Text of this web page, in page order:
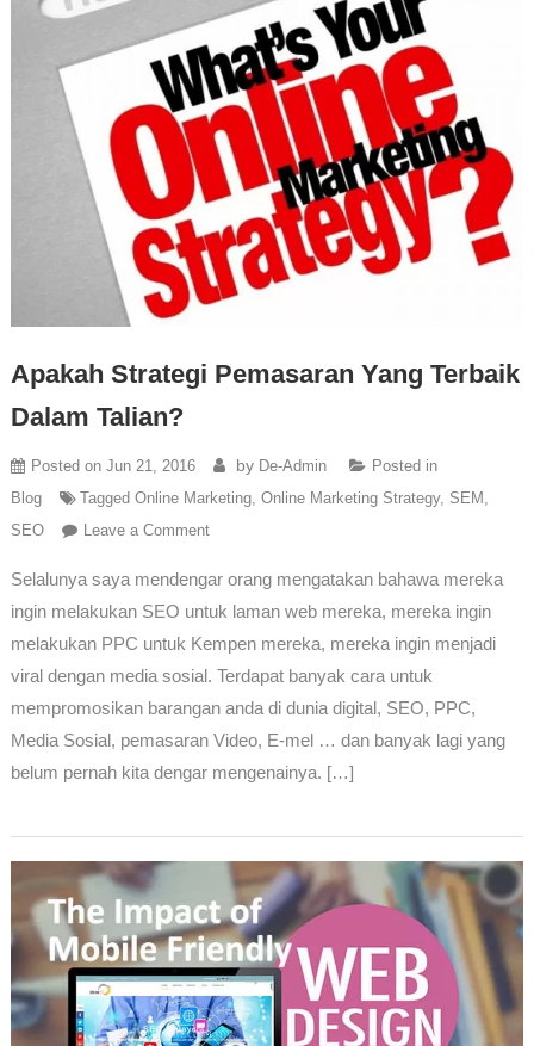
Apakah Strategi Pemasaran Yang Terbaik
Dalam Talian?
Posted on Jun 21, 2016 by De-Admin
Posted in
Blog
Tagged Online Marketing, Online Marketing Strategy, SEM ,
SEO
Leave a Comment
Selalunya saya mendengar orang mengatakan bahawa mereka
ingin melakukan SEO untuk laman web mereka, mereka ingin
melakukan PPC untuk Kempen mereka, mereka ingin menjadi
viral dengan media sosial. Terdapat banyak cara untuk
mempromosikan barangan anda di dunia digital, SEO, PPC,
Media Sosial, pemasaran Video, E-mel … dan banyak lagi yang
belum pernah kita dengar mengenainya. […]